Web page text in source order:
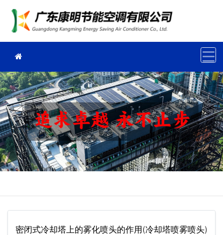
密闭式冷却塔上的雾化喷头的作用(冷却塔喷雾喷头)